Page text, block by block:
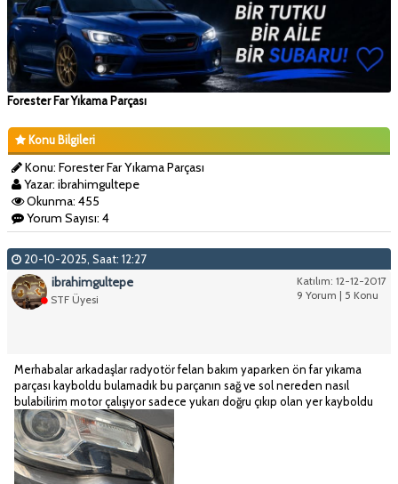
Forester Far Yıkama Parçası
Konu Bilgileri
Konu: Forester Far Yıkama Parçası
Yazar: ibrahimgultepe
Okunma: 455
Yorum Sayısı: 4
20-10-2025, Saat: 12:27
Katılım: 12-12-2017
9 Yorum | 5 Konu
ibrahimgultepe
STF Üyesi
Merhabalar arkadaşlar radyotör felan bakım yaparken ön far yıkama
parçası kayboldu bulamadık bu parçanın sağ ve sol nereden nasıl
bulabilirim motor çalışıyor sadece yukarı doğru çıkıp olan yer kayboldu